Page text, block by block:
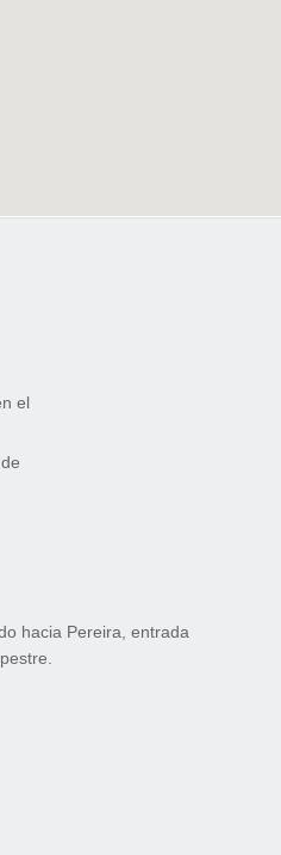
el
hacia Pereira, entrada